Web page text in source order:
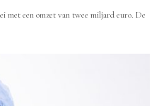
met een omzet van twee miljard euro. De